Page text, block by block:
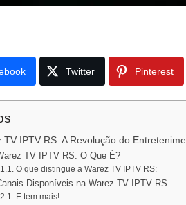
Twitter Pinterest
TV IPTV RS: A Revolução do
TV IPTV RS: O Que É?
O que distingue a Warez TV IPTV RS:
Disponíveis na Warez TV IPTV RS
E tem mais!